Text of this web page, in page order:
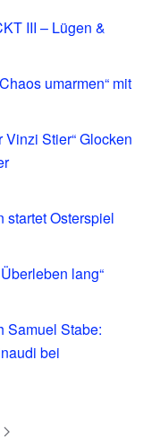
III – Lügen &
umarmen“ mit
Stier“ Glocken
startet Osterspiel
lang“
Samuel Stabe:
bei